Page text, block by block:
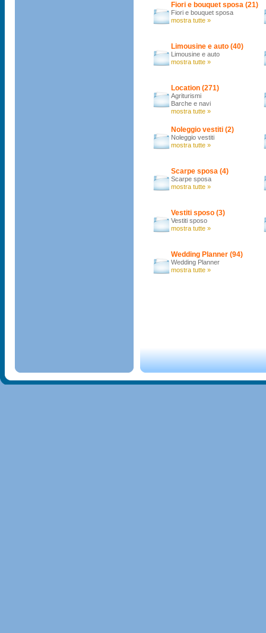
Fiori e bouquet sposa (21)
Fiori e bouquet sposa
mostra tutte »
Limousine e auto (40)
Limousine e auto
mostra tutte »
Location (271)
Agriturismi
Barche e navi
mostra tutte »
Noleggio vestiti (2)
Noleggio vestiti
mostra tutte »
Scarpe sposa (4)
Scarpe sposa
mostra tutte »
Vestiti sposo (3)
Vestiti sposo
mostra tutte »
Wedding Planner (94)
Wedding Planner
mostra tutte »